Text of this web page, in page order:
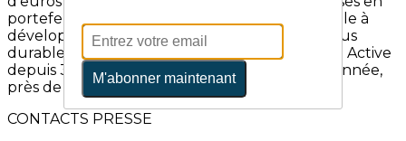
portefeuille. Chaque jour, France Active travaille à
développer une économie plus inclusive et plus
durable. Les entreprises soutenues par France Active
depuis 30 ans créent ou préservent, chaque année,
près de 40 000 emplois.
CONTACTS PRESSE
M'abonner maintenant